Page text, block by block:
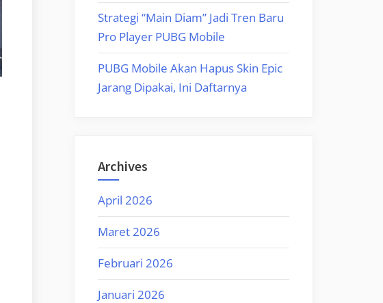
Strategi “Main Diam” Jadi Tren Baru
Pro Player PUBG Mobile
PUBG Mobile Akan Hapus Skin Epic
Jarang Dipakai, Ini Daftarnya
Archives
April 2026
Maret 2026
Februari 2026
Januari 2026